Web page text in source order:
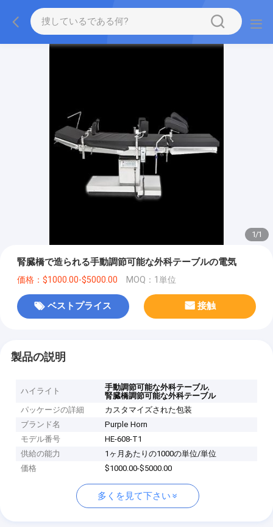
1/1
腎臓橋で造られる手動調節可能な外科テーブルの電気
価格：$1000.00-$5000.00 MOQ：1単位
ベストプライス 接触
製品の説明
ハイライト 手動調節可能な外科テーブル,
腎臓橋調節可能な外科テーブル
パッケージの詳細
カスタマイズされた包装
ブランド名
Purple Horn
モデル番号
HE-608-T1
供給の能力
1ヶ月あたりの1000の単位/単位
価格
$1000.00-$5000.00
多くを見て下さい